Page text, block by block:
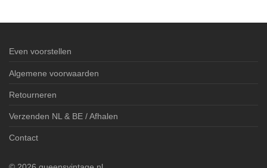
Even voorstellen
Algemene voorwaarden
Retourneren
Verzenden NL & BE / Afhalen
Contact